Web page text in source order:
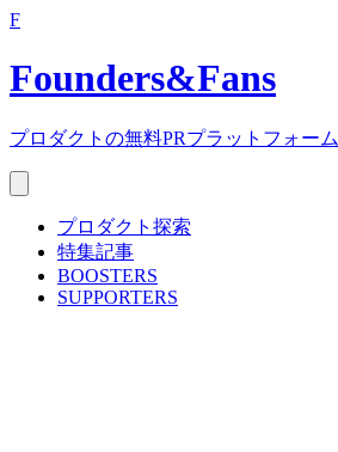
F
Founders&Fans
プロダクトの無料PRプラットフォーム
プロダクト探索
特集記事
BOOSTERS
SUPPORTERS